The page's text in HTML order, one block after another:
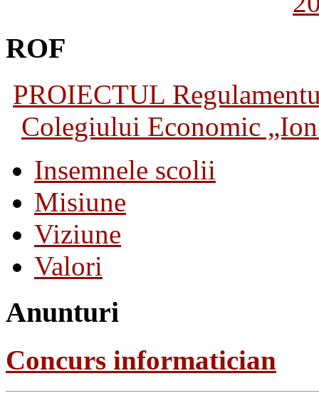
ROF
PROIECTUL
Colegiului Economic
Insemnele scolii
Misiune
Viziune
Valori
Anunturi
Concurs informatician